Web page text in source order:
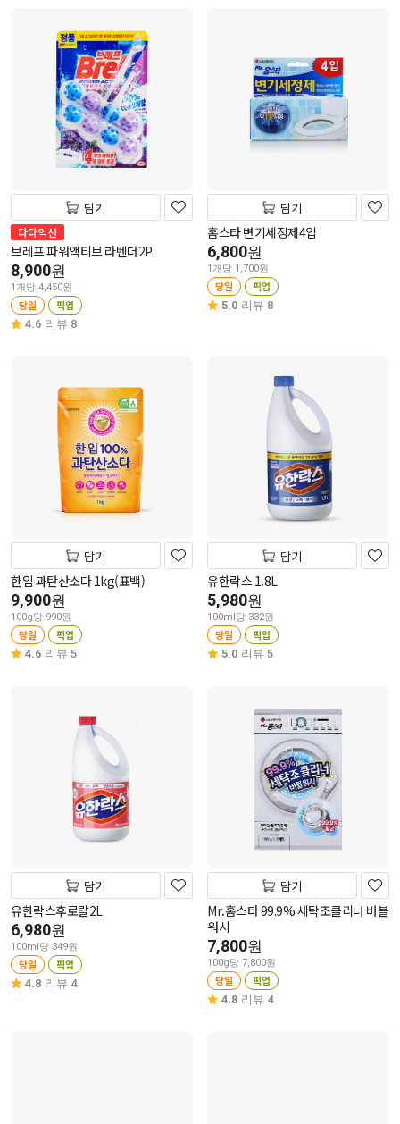
담기
다다익선
브레프 파워액티브 라벤더2P
8,900원
1개당 4,450원
당일 픽업
4.6 리뷰 8
담기
홈스타 변기세정제4입
6,800원
1개당 1,700원
당일 픽업
5.0 리뷰 8
담기
한입 과탄산소다 1kg(표백)
9,900원
100g당 990원
당일 픽업
4.6 리뷰 5
담기
유한락스 1.8L
5,980원
100ml당 332원
당일 픽업
5.0 리뷰 5
담기
유한락스후로랄2L
6,980원
100ml당 349원
당일 픽업
4.8 리뷰 4
담기
Mr.홈스타 99.9% 세탁조클리너 버블
워시
7,800원
100g당 7,800원
당일 픽업
4.8 리뷰 4